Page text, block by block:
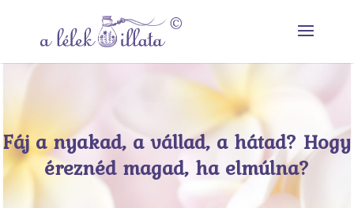
Fáj a nyakad, a vállad, a hátad? Hogy
éreznéd magad, ha elmúlna?